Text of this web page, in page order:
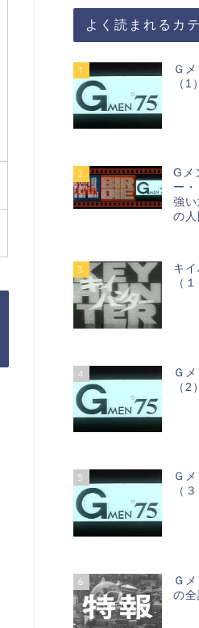
よく読まれるカ
1
Ｇ
（1
2
Gメ
ー
強
の人
3
キ
（
4
Ｇ
（2
5
Ｇ
（
6
Ｇ
の